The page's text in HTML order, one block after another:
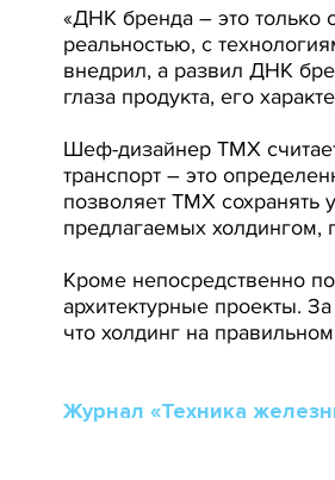
«ДНК бренда – это только
реальностью, с
внедрил, а развил ДНК
глаза продукта, его
Шеф-дизайнер ТМХ
транспорт – это
позволяет ТМХ сохранять
предлагаемых холдингом,
Кроме непосредственно
архитектурные проекты.
что холдинг на
Журнал «Техника